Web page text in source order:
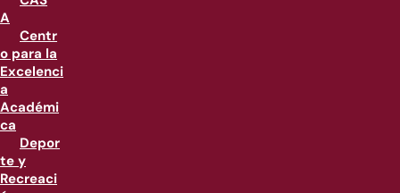
A
Centr
o para la
Excelenci
a
Académi
ca
Depor
te y
Recreaci